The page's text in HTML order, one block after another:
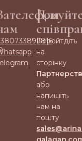
Для
Перейтдіть
на
сторінку
або
напишіть
нам на
пошту